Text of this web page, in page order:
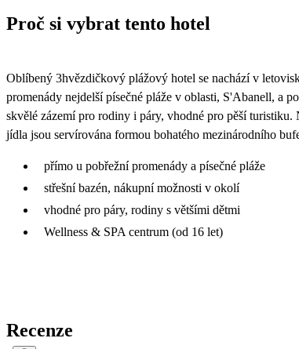
Proč si vybrat tento hotel
Oblíbený 3hvězdičkový plážový hotel se nachází v
promenády nejdelší písečné pláže v oblasti, S'Abanell, a
skvělé zázemí pro rodiny i páry, vhodné pro pěší
jídla jsou servírována formou bohatého mezinárodního
přímo u pobřežní promenády a písečné pláže
střešní bazén, nákupní možnosti v okolí
vhodné pro páry, rodiny s většími dětmi
Wellness & SPA centrum (od 16 let)
Recenze